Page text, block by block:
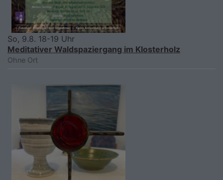
So, 9.8. 18-19 Uhr
Meditativer Waldspaziergang im Klosterholz
Ohne Ort